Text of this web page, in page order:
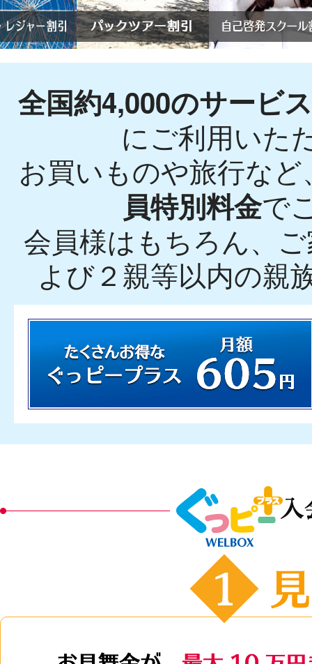
全国約4,000のサービ
にご利用いた
お買いものや旅行な
員特別料金で
会員様はもちろん、
よび２親等以内の親